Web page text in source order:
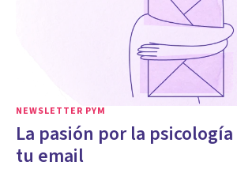
NEWSLETTER PYM
La pasión por la
tu email